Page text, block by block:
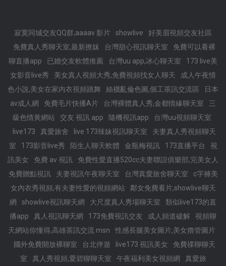
寂寞同城交友QQ群,aaaav 影片 showlive
好美眉視頻交友社區
免費真人秀聊天室,最新撩妺
台灣甜心視訊聊天室
免費可以看裸
聊直播app
已婚交友軟體推薦 台灣uu app,冰心聊天室
173 live美
女影音live秀
美女真人視頻大秀,免費視頻找女人聊天
成人午夜情
色小說,美女在家內衣視頻跳舞
絲襪亂倫色圖,個工茶訊交流區
日本
av成人網
免費毛片快播A片 台灣裸體真人秀,金都情緣聊天室
三
級色情黃網站
交友 視訊 app 隨機視訊app
台灣uu視頻聊天室
live173
真愛旅舍 live 173辣妹視訊聊天室
夫妻真人秀視頻聊天
室
173影音live秀 陌生人聊天軟體 金瓶梅視訊 173直播平台
視
訊美女
免費 av 視訊
免費性愛直播520cc夫妻聯誼俱樂部,完美女人
免費贈點視訊
夫妻視訊午夜聊天室 台灣真愛旅舍聊天室
c字褲美
女內衣秀視頻,有夫妻性愛的視頻網站
鄰女免費看片,showlive聊天
網
showlive視訊聊天網 大尺度真人秀場聊天室
類似live173的直
播app
真人視訊聊天網 173免費視訊交友 成人頻道破解
視頻聊
天網站你懂得,高雄茶訊交流 msn
性感長腿美女圖片,美女擼管圖片
國外免費開放裸聊室
台北伴遊 live173 視訊美女
免費祼聊聊天
室
真人秀視頻,愛碧聊聊天室 午夜福利美女視頻網 真愛旅